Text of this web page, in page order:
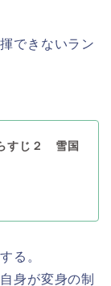
できないラン
すじ２ 雪国
る。
身が変身の制